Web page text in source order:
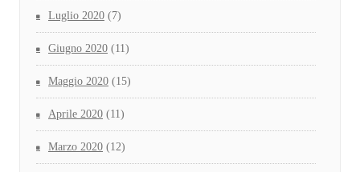
Luglio 2020 (7)
Giugno 2020 (11)
Maggio 2020 (15)
Aprile 2020 (11)
Marzo 2020 (12)